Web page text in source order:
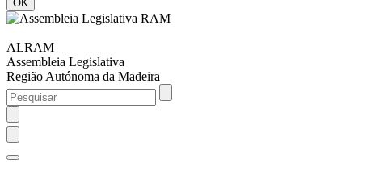
ALRAM
Assembleia Legislativa
Região Autónoma da Madeira